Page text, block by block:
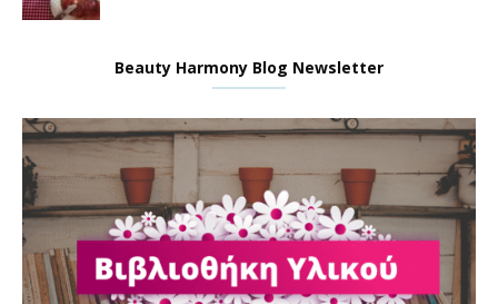
Beauty Harmony Blog Newsletter